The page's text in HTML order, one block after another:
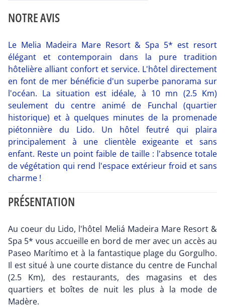
NOTRE AVIS
Le Melia Madeira Mare Resort & Spa 5* est resort
élégant et contemporain dans la pure tradition
hôtelière alliant confort et service. L'hôtel directement
en font de mer bénéficie d'un superbe panorama sur
l'océan. La situation est idéale, à 10 mn (2.5 Km)
seulement du centre animé de Funchal (quartier
historique) et à quelques minutes de la promenade
piétonnière du Lido. Un hôtel feutré qui plaira
principalement à une clientèle exigeante et sans
enfant. Reste un point faible de taille : l'absence totale
de végétation qui rend l'espace extérieur froid et sans
charme !
PRÉSENTATION
Au coeur du Lido, l'hôtel Meliá Madeira Mare Resort &
Spa 5* vous accueille en bord de mer avec un accès au
Paseo Marítimo et à la fantastique plage du Gorgulho.
Il est situé à une courte distance du centre de Funchal
(2.5 Km), des restaurants, des magasins et des
quartiers et boîtes de nuit les plus à la mode de
Madère.